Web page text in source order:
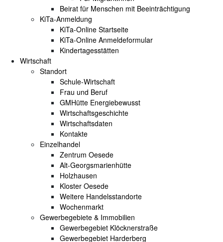
Beirat für Menschen mit Beeinträchtigung
KiTa-Anmeldung
KiTa-Online Startseite
KiTa-Online Anmeldeformular
Kindertagesstätten
Wirtschaft
Standort
Schule-Wirtschaft
Frau und Beruf
GMHütte Energiebewusst
Wirtschaftsgeschichte
Wirtschaftsdaten
Kontakte
Einzelhandel
Zentrum Oesede
Alt-Georgsmarienhütte
Holzhausen
Kloster Oesede
Weitere Handelsstandorte
Wochenmarkt
Gewerbegebiete & Immobilien
Gewerbegebiet Klöcknerstraße
Gewerbegebiet Harderberg